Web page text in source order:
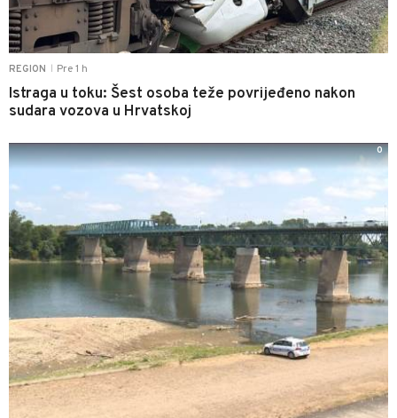
REGION Pre 1 h
Istraga u toku: Šest osoba teže povrijeđeno nakon
sudara vozova u Hrvatskoj
0